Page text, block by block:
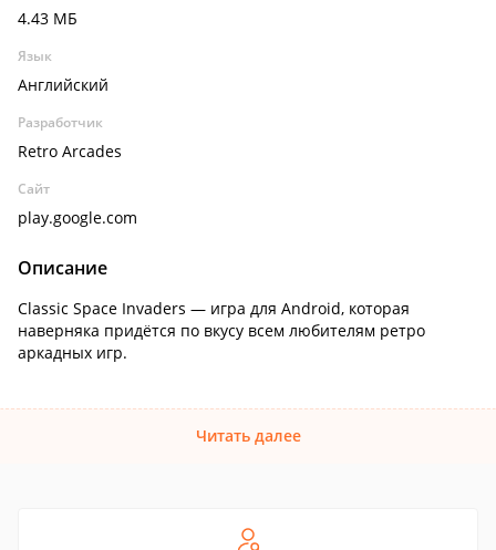
4.43 МБ
Язык
Английский
Разработчик
Retro Arcades
Сайт
play.google.com
Описание
Classic Space Invaders — игра для Android, которая
наверняка придётся по вкусу всем любителям ретро
аркадных игр.
Читать далее